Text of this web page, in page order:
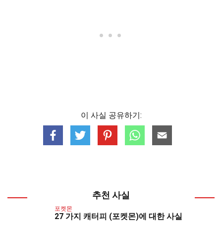
이 사실 공유하기:
추천 사실
포켓몬
27 가지 캐터피 (포켓몬)에 대한 사실